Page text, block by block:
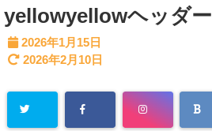
yellowyellowヘッダー
2026年1月15日
2026年2月10日